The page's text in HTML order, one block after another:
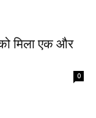
मिला एक और
0